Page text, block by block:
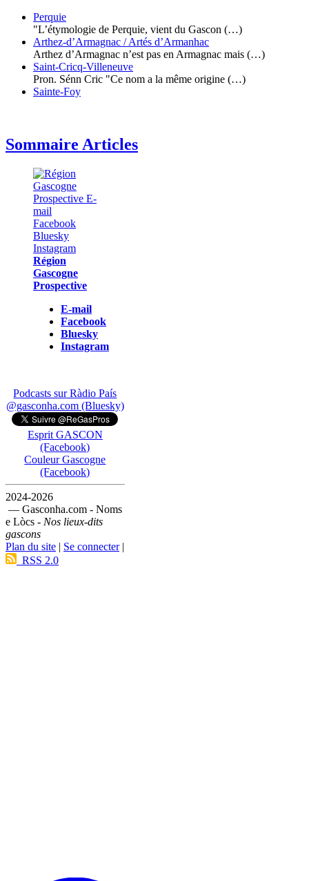
Perquie
"L’étymologie de Perquie, vient du Gascon (…)
Arthez-d’Armagnac / Artés d’Armanhac
Arthez d’Armagnac n’est pas en Armagnac mais (…)
Saint-Cricq-Villeneuve
Pron. Sénn Cric "Ce nom a la même origine (…)
Sainte-Foy
Sommaire Articles
Région
Gascogne
Prospective
E-mail
Facebook
Bluesky
Instagram
Podcasts sur Ràdio País
@gasconha.com (Bluesky)
Esprit GASCON
(Facebook)
Couleur Gascogne
(Facebook)
2024-2026
— Gasconha.com - Noms
e Lòcs - Nos lieux-dits
gascons
Plan du site | Se connecter|
RSS 2.0